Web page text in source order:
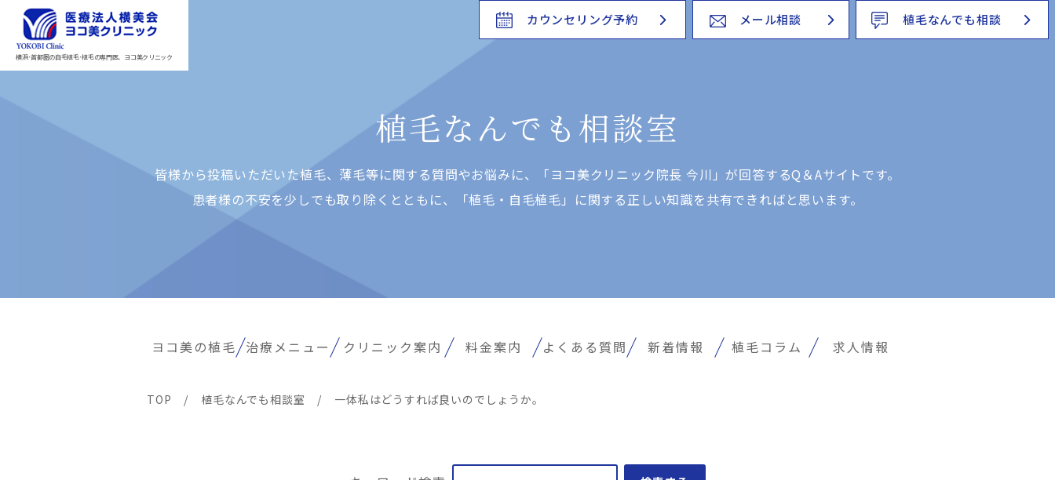
横浜･首都圏の自毛植毛･植毛の専門医、ヨコ美クリニック
カウンセリング予約 メール相談 植毛なんでも相談
植毛なんでも相談室
皆様から投稿いただいた植⽑、薄⽑等に関する質問やお悩みに、「ヨコ美クリニック院⻑ 今川」が回答するQ＆Aサイトです。
患者様の不安を少しでも取り除くとともに、「植⽑・⾃⽑植⽑」に関する正しい知識を共有できればと思います。
ヨコ美の植毛 治療メニュー クリニック案内 料金案内 よくある質問 新着情報 植毛コラム 求人情報
TOP / 植毛なんでも相談室 / 一体私はどうすれば良いのでしょうか。